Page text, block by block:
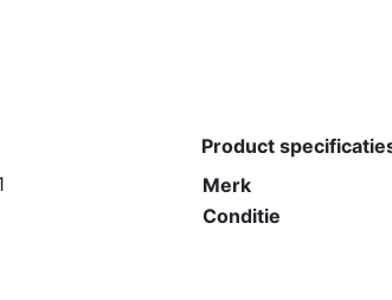
Product
Merk
Conditie